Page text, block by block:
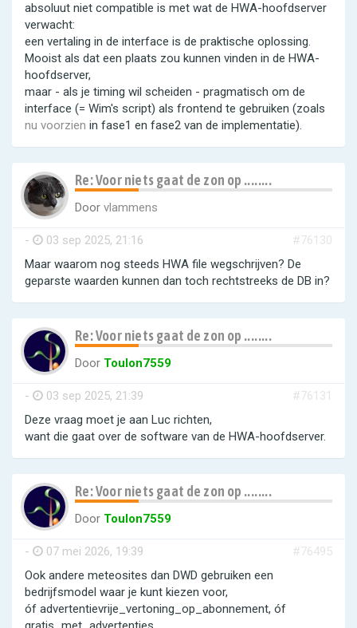
absoluut niet compatible is met wat de HWA-hoofdserver
verwacht:
een vertaling in de interface is de praktische oplossing.
Mooist als dat een plaats zou kunnen vinden in de HWA-
hoofdserver,
maar - als je timing wil scheiden - pragmatisch om de
interface (= Wim's script) als frontend te gebruiken (zoals
nu voorzien in fase1 en fase2 van de implementatie).
Re: Voor niets gaat de zon op ........
Door vlammens
- 03 sep 2025, 21:16
#76130
Maar waarom nog steeds HWA file wegschrijven? De
geparste waarden kunnen dan toch rechtstreeks de DB in?
Re: Voor niets gaat de zon op ........
Door Toulon7559
- 03 sep 2025, 21:39
#76131
Deze vraag moet je aan Luc richten,
want die gaat over de software van de HWA-hoofdserver.
Re: Voor niets gaat de zon op ........
Door Toulon7559
- 07 mei 2026, 19:39
#76495
Ook andere meteosites dan DWD gebruiken een
bedrijfsmodel waar je kunt kiezen voor,
óf advertentievrije_vertoning_op_abonnement, óf